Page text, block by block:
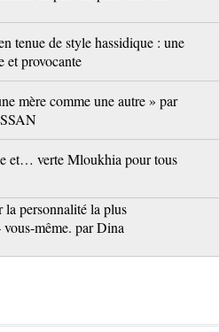
tenue de style hassidique : une
et provocante
mère comme une autre » par
et… verte Mloukhia pour tous
personnalité la plus
même. par Dina